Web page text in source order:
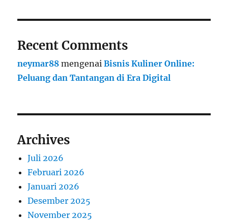
Recent Comments
neymar88 mengenaiBisnis Kuliner Online:
Peluang dan Tantangan di Era Digital
Archives
Juli 2026
Februari 2026
Januari 2026
Desember 2025
November 2025